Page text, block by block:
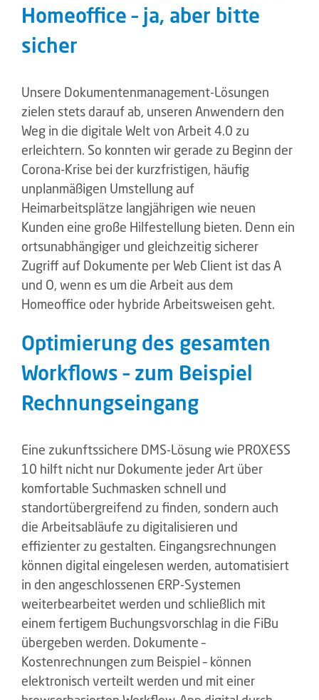
Homeoffice – ja, aber bitte
sicher
Unsere Dokumentenmanagement-Lösungen
zielen stets darauf ab, unseren Anwendern den
Weg in die digitale Welt von Arbeit 4.0 zu
erleichtern. So konnten wir gerade zu Beginn der
Corona-Krise bei der kurzfristigen, häufig
unplanmäßigen Umstellung auf
Heimarbeitsplätze langjährigen wie neuen
Kunden eine große Hilfestellung bieten. Denn ein
ortsunabhängiger und gleichzeitig sicherer
Zugriff auf Dokumente per Web Client ist das A
und O, wenn es um die Arbeit aus dem
Homeoffice oder hybride Arbeitsweisen geht.
Optimierung des gesamten
Workflows – zum Beispiel
Rechnungseingang
Eine zukunftssichere DMS-Lösung wie PROXESS
10 hilft nicht nur Dokumente jeder Art über
komfortable Suchmasken schnell und
standortübergreifend zu finden, sondern auch
die Arbeitsabläufe zu digitalisieren und
effizienter zu gestalten. Eingangsrechnungen
können digital eingelesen werden, automatisiert
in den angeschlossenen ERP-Systemen
weiterbearbeitet werden und schließlich mit
einem fertigem Buchungsvorschlag in die FiBu
übergeben werden. Dokumente –
Kostenrechnungen zum Beispiel – können
elektronisch verteilt werden und mit einer